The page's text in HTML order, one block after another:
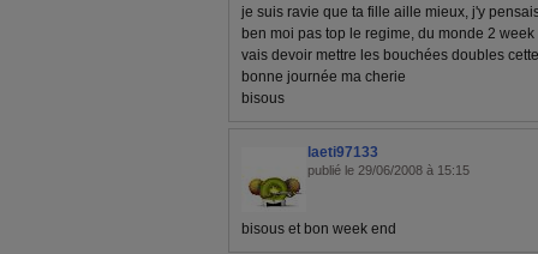
je suis ravie que ta fille aille mieux, j'y
ben moi pas top le regime, du monde 2
vais devoir mettre les bouchées doubles
bonne journée ma cherie
bisous
laeti97133
publié le 29/06/2008 à 15:15
bisous et bon week end